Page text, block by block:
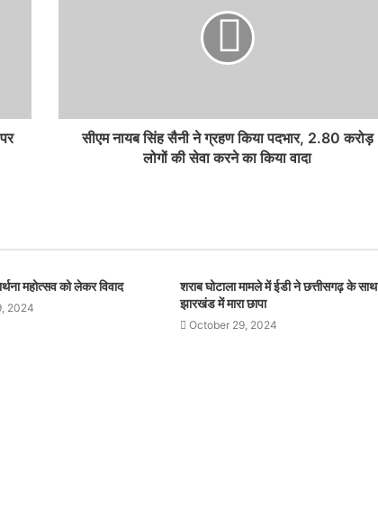
सीएम नायब सिंह सैनी ने ग्रहण किया पदभार, 2.80 करोड़
लोगों की सेवा करने का किया वादा
महोत्सव को लेकर विवाद
2024
शराब घोटाला मामले में ईडी ने छत्तीसगढ़ के साथ
झारखंड में मारा छापा
October 29, 2024